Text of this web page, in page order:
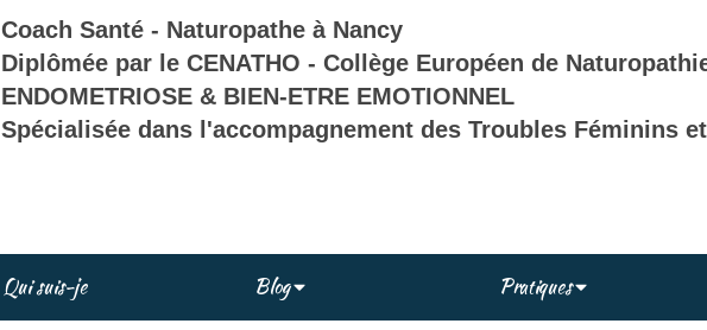
Coach Santé - Naturopathe à Nancy
Diplômée par le CENATHO - Collège Européen de
ENDOMETRIOSE & BIEN-ETRE EMOTIONNEL
Spécialisée dans l'accompagnement des Troubles Féminins
Qui suis-je Blog Pratiques